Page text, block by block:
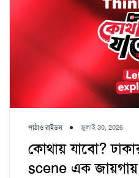
পাঠাও রাইডস জুলাই 30, 2026
কোথায় যাবো?
scene এক